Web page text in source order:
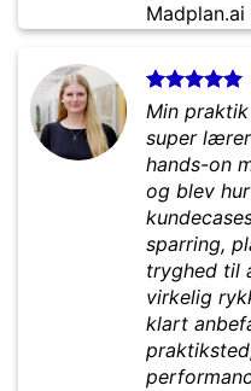
Madplan.ai
Min
super
hands-on
og blev
sparring,
tryghed til
virkelig
klart